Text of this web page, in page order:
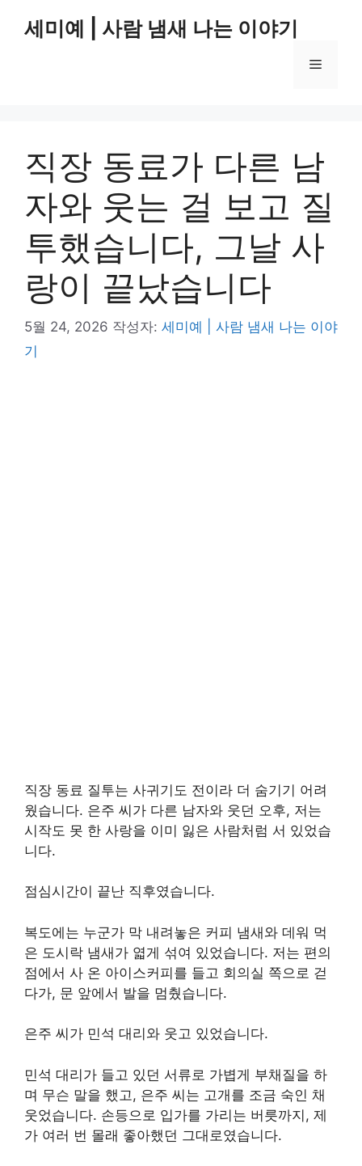
세미예 | 사람 냄새 나는 이야기
메
직장 동료가 다른 남
자와 웃는 걸 보고 질
투했습니다, 그날 사
랑이 끝났습니다
5월 24, 2026 작성자: 세미예 | 사람 냄새 나는 이야
기
직장 동료 질투는 사귀기도 전이라 더 숨기기 어려
웠습니다. 은주 씨가 다른 남자와 웃던 오후, 저는
시작도 못 한 사랑을 이미 잃은 사람처럼 서 있었습
니다.
점심시간이 끝난 직후였습니다.
복도에는 누군가 막 내려놓은 커피 냄새와 데워 먹
은 도시락 냄새가 엷게 섞여 있었습니다. 저는 편의
점에서 사 온 아이스커피를 들고 회의실 쪽으로 걷
다가, 문 앞에서 발을 멈췄습니다.
은주 씨가 민석 대리와 웃고 있었습니다.
민석 대리가 들고 있던 서류로 가볍게 부채질을 하
며 무슨 말을 했고, 은주 씨는 고개를 조금 숙인 채
웃었습니다. 손등으로 입가를 가리는 버릇까지, 제
가 여러 번 몰래 좋아했던 그대로였습니다.